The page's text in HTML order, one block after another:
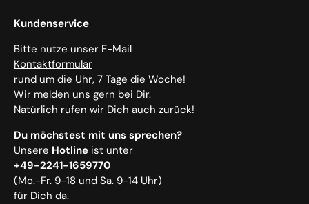
Kundenservice
Bitte nutze unser E-Mail
Kontaktformular
rund um die Uhr, 7 Tage die Woche!
Wir melden uns gern bei Dir.
Natürlich rufen wir Dich auch zurück!
Du möchstest mit uns sprechen?
Unsere Hotline ist unter
+49-2241-1659770
(Mo.-Fr. 9-18 und Sa. 9-14 Uhr)
für Dich da.